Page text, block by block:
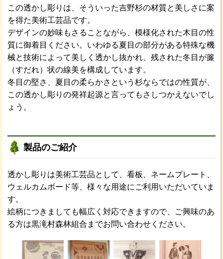
この透かし彫りは、そういった吉野杉の材質と美しさに案
を得た美術工芸品です。
デザインの妙味もさることながら、模様化された木目の性
質に御着目ください。いわゆる夏目の部分がある特殊な機
械と技術によって美しく透かし抜かれ、残された冬目が簾
（すだれ）状の線美を構成しています。
冬目の堅さ、夏目の柔らかさという杉ならではの性質が、
この透かし彫りの発祥起源と言ってもさしつかえないでし
ょう。
製品のご紹介
透かし彫りは美術工芸品として、看板、ネームプレート、
ウェルカムボード等、様々な用途にご利用いただいていま
す。
絵柄につきましても幅広く対応できますので、ご興味のあ
る方は黒滝村森林組合までお問い合わせください。